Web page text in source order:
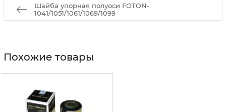
Шайба упорная полуоси FOTON-
1041/1051/1061/1069/1099
Похожие товары